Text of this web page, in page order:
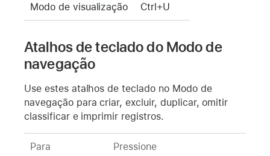
Modo de visualização Ctrl+U
Atalhos de teclado do Modo de
navegação
Use estes atalhos de teclado no Modo de
navegação para criar, excluir, duplicar, omitir
classificar e imprimir registros.
Para Pressione